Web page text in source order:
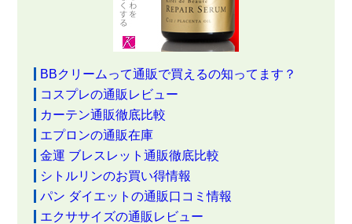
BBクリームって通販で買えるの知ってます？
コスプレの通販レビュー
カーテン通販徹底比較
エプロンの通販在庫
金運 ブレスレット通販徹底比較
シトルリンのお買い得情報
パン ダイエットの通販口コミ情報
エクササイズの通販レビュー